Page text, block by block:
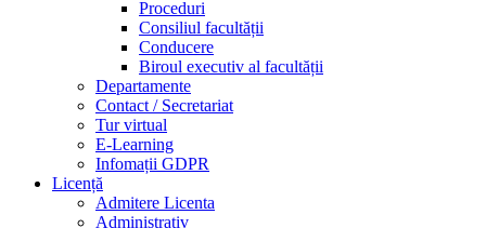
Proceduri
Consiliul facultății
Conducere
Biroul executiv al facultății
Departamente
Contact / Secretariat
Tur virtual
E-Learning
Infomații GDPR
Licență
Admitere Licenta
Administrativ